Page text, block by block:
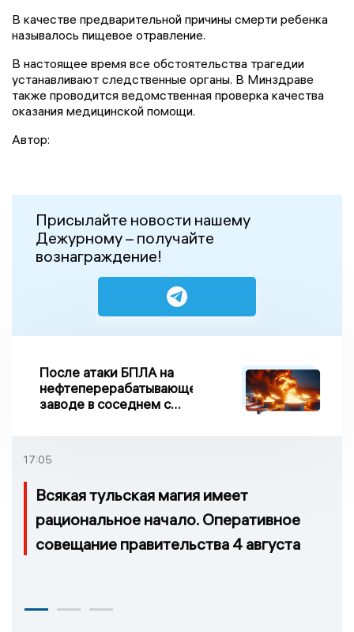
В качестве предварительной причины смерти ребенка
называлось пищевое отравление.
В настоящее время все обстоятельства трагедии
устанавливают следственные органы. В Минздраве
также проводится ведомственная проверка качества
оказания медицинской помощи.
Автор:
Присылайте новости нашему
Дежурному – получайте
вознаграждение!
После атаки БПЛА на
нефтеперерабатывающем
заводе в соседнем с
возгорание
17:05
Всякая тульская магия имеет
рациональное начало. Оперативное
совещание правительства 4 августа